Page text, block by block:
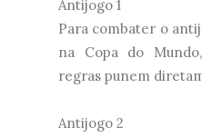
Antijogo 1
Para combater o
na Copa do
regras punem
Antijogo 2